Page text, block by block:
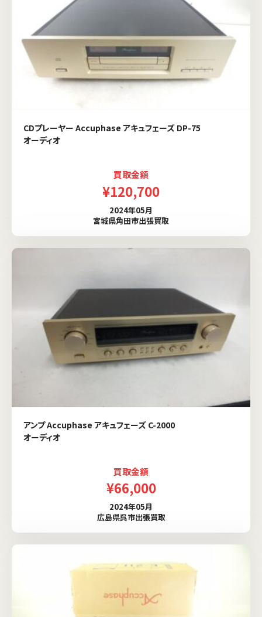
CDプレーヤー Accuphase アキュフェーズ DP-75
オーディオ
買取金額
¥120,700
2024年05月
宮城県角田市出張買取
アンプ Accuphase アキュフェーズ C-2000
オーディオ
買取金額
¥66,000
2024年05月
広島県呉市出張買取